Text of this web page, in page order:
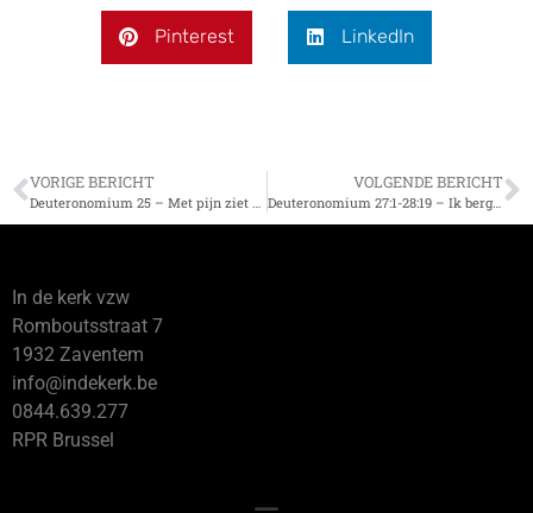
Pinterest LinkedIn
VORIGE BERICHT VOLGENDE BERICHT
Deuteronomium 27:1-28:19 – Ik berg uw woord in mijn hart
In de kerk vzw
Romboutsstraat 7
1932 Zaventem
info@indekerk.be
0844.639.277
RPR Brussel